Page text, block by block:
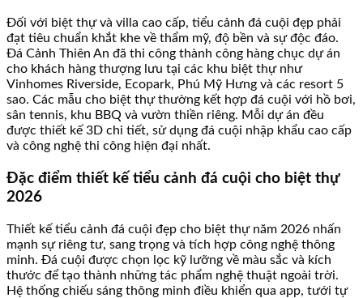
Đối với biệt thự và villa cao cấp, tiểu cảnh đá cuội đẹp phải
đạt tiêu chuẩn khắt khe về thẩm mỹ, độ bền và sự độc đáo.
Đá Cảnh Thiên An đã thi công thành công hàng chục dự án
cho khách hàng thượng lưu tại các khu biệt thự như
Vinhomes Riverside, Ecopark, Phú Mỹ Hưng và các resort 5
sao. Các mẫu cho biệt thự thường kết hợp đá cuội với hồ bơi,
sân tennis, khu BBQ và vườn thiền riêng. Mỗi dự án đều
được thiết kế 3D chi tiết, sử dụng đá cuội nhập khẩu cao cấp
và công nghệ thi công hiện đại nhất.
Đặc điểm thiết kế tiểu cảnh đá cuội cho biệt thự
2026
Thiết kế tiểu cảnh đá cuội đẹp cho biệt thự năm 2026 nhấn
mạnh sự riêng tư, sang trọng và tích hợp công nghệ thông
minh. Đá cuội được chọn lọc kỹ lưỡng về màu sắc và kích
thước để tạo thành những tác phẩm nghệ thuật ngoài trời.
Hệ thống chiếu sáng thông minh điều khiển qua app, tưới tự